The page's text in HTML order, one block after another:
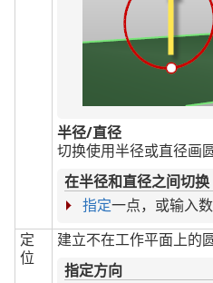
半径/直径
切换使用半径或直径画圆
在半径和直径之间切换
指定一点，或输入数
定
位
建立不在工作平面上的圆
指定方向